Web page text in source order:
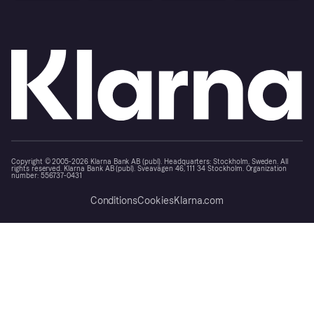
Copyright © 2005-2026 Klarna Bank AB (publ). Headquarters: Stockholm, Sweden. All
rights reserved. Klarna Bank AB (publ). Sveavägen 46, 111 34 Stockholm. Organization
number: 556737-0431
ConditionsCookiesKlarna.com